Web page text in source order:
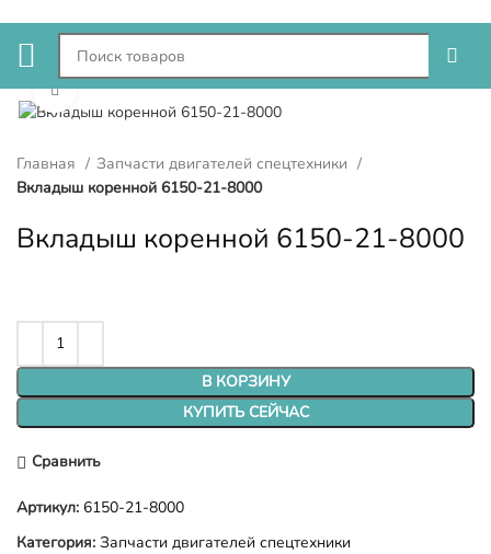
Нажмите, чтобы увеличить
Главная
Запчасти двигателей спецтехники
Вкладыш коренной 6150-21-8000
Вкладыш коренной 6150-21-8000
В КОРЗИНУ
КУПИТЬ СЕЙЧАС
Сравнить
Артикул: 6150-21-8000
Категория: Запчасти двигателей спецтехники